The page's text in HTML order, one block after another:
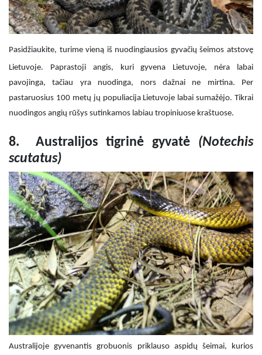
Pasidžiaukite, turime vieną iš nuodingiausios gyvačių šeimos atstovę
Lietuvoje. Paprastoji angis, kuri gyvena Lietuvoje, nėra labai
pavojinga, tačiau yra nuodinga, nors dažnai ne mirtina. Per
pastaruosius 100 metų jų populiacija Lietuvoje labai sumažėjo. Tikrai
nuodingos angių rūšys sutinkamos labiau tropiniuose kraštuose.
8. Australijos tigrinė gyvatė (Notechis
scutatus)
Australijoje gyvenantis grobuonis priklauso aspidų šeimai, kurios